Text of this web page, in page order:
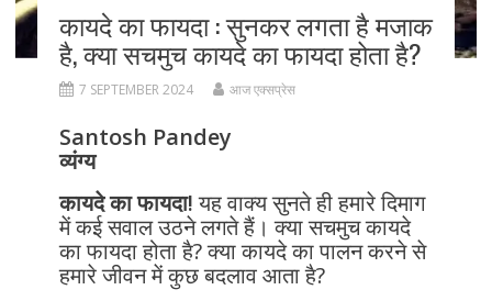
कायदे का फायदा : सुनकर लगता है मजाक
है, क्या सचमुच कायदे का फायदा होता है?
7 SEPTEMBER 2024 आज एक्सप्रेस
Santosh Pandey
व्यंग्य
कायदे का फायदा!यह वाक्य सुनते ही हमारे दिमाग
में कई सवाल उठने लगते हैं। क्या सचमुच कायदे
का फायदा होता है? क्या कायदे का पालन करने से
हमारे जीवन में कुछ बदलाव आता है?